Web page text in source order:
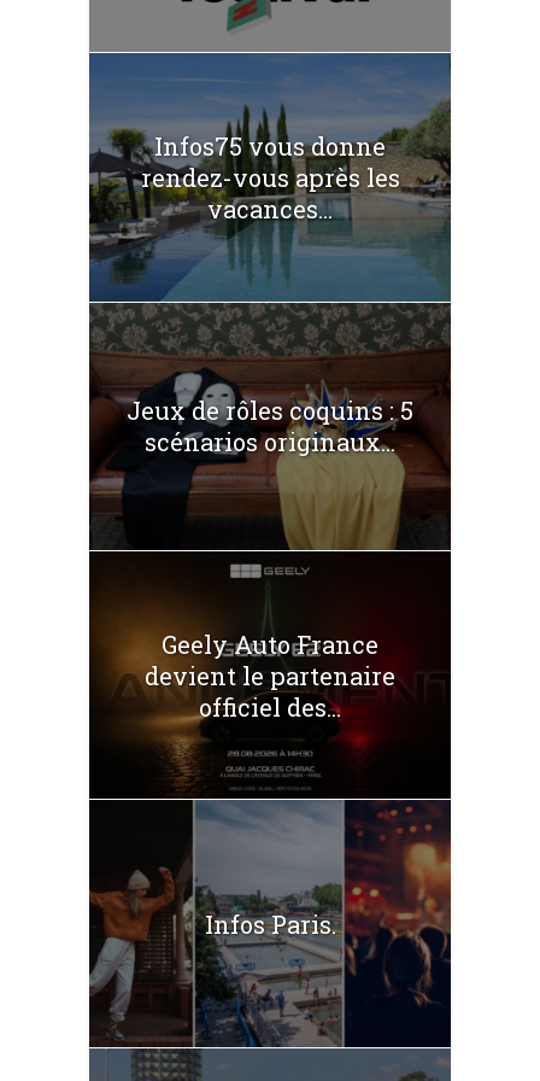
Infos75 vous donne
rendez-vous après les
vacances...
Jeux de rôles coquins : 5
scénarios originaux...
Geely Auto France
devient le partenaire
officiel des...
Infos Paris.